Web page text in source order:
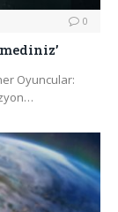
0
Oyuncular: